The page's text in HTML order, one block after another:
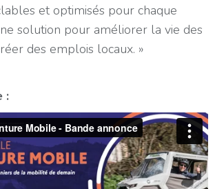
et optimisés pour chaque
solution pour améliorer la vie des
des emplois locaux. »
: